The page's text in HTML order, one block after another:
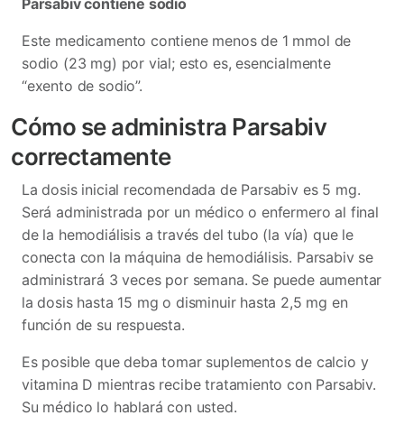
Parsabiv contiene sodio
Este medicamento contiene menos de 1 mmol de
sodio (23 mg) por vial; esto es, esencialmente
“exento de sodio”.
Cómo se administra Parsabiv
correctamente
La dosis inicial recomendada de Parsabiv es 5 mg.
Será administrada por un médico o enfermero al final
de la hemodiálisis a través del tubo (la vía) que le
conecta con la máquina de hemodiálisis. Parsabiv se
administrará 3 veces por semana. Se puede aumentar
la dosis hasta 15 mg o disminuir hasta 2,5 mg en
función de su respuesta.
Es posible que deba tomar suplementos de calcio y
vitamina D mientras recibe tratamiento con Parsabiv.
Su médico lo hablará con usted.